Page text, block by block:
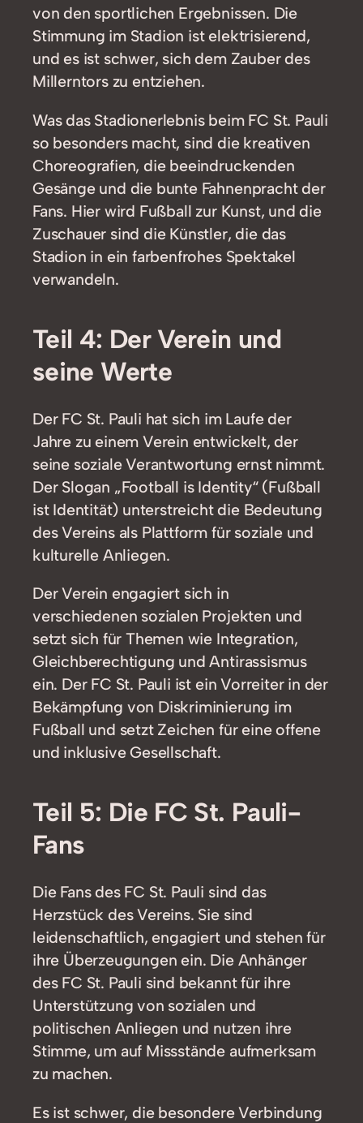
von den sportlichen Ergebnissen. Die
Stimmung im Stadion ist elektrisierend,
und es ist schwer, sich dem Zauber des
Millerntors zu entziehen.
Was das Stadionerlebnis beim FC St. Pauli
so besonders macht, sind die kreativen
Choreografien, die beeindruckenden
Gesänge und die bunte Fahnenpracht der
Fans. Hier wird Fußball zur Kunst, und die
Zuschauer sind die Künstler, die das
Stadion in ein farbenfrohes Spektakel
verwandeln.
Teil 4: Der Verein und
seine Werte
Der FC St. Pauli hat sich im Laufe der
Jahre zu einem Verein entwickelt, der
seine soziale Verantwortung ernst nimmt.
Der Slogan „Football is Identity“ (Fußball
ist Identität) unterstreicht die Bedeutung
des Vereins als Plattform für soziale und
kulturelle Anliegen.
Der Verein engagiert sich in
verschiedenen sozialen Projekten und
setzt sich für Themen wie Integration,
Gleichberechtigung und Antirassismus
ein. Der FC St. Pauli ist ein Vorreiter in der
Bekämpfung von Diskriminierung im
Fußball und setzt Zeichen für eine offene
und inklusive Gesellschaft.
Teil 5: Die FC St. Pauli-
Fans
Die Fans des FC St. Pauli sind das
Herzstück des Vereins. Sie sind
leidenschaftlich, engagiert und stehen für
ihre Überzeugungen ein. Die Anhänger
des FC St. Pauli sind bekannt für ihre
Unterstützung von sozialen und
politischen Anliegen und nutzen ihre
Stimme, um auf Missstände aufmerksam
zu machen.
Es ist schwer, die besondere Verbindung